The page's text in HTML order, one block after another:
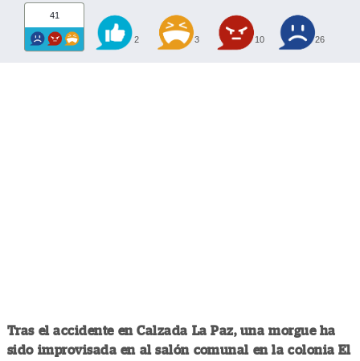
41
2 3 10 26
Tras el accidente en Calzada La Paz, una morgue ha
sido improvisada en al salón comunal en la colonia El